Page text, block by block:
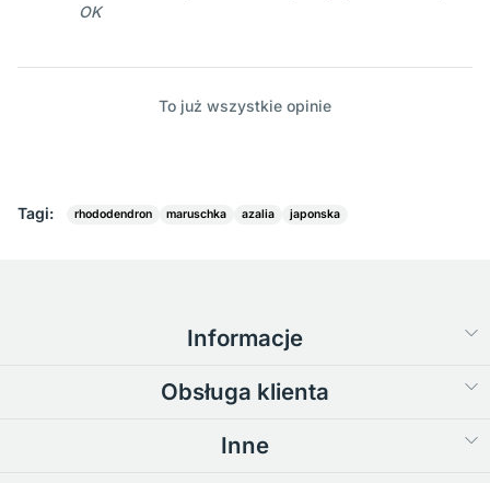
OK
To już wszystkie opinie
Tagi: rhododendron maruschka azalia japonska
Informacje
Obsługa klienta
Inne